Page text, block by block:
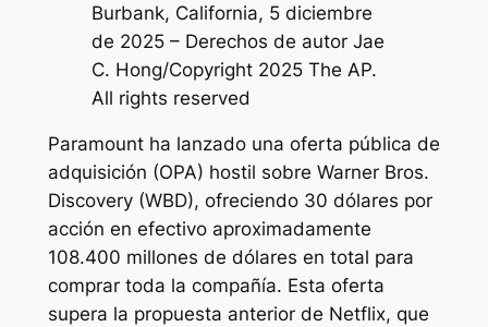
Burbank, California, 5 diciembre
de 2025 – Derechos de autor Jae
C. Hong/Copyright 2025 The AP.
All rights reserved
Paramount ha lanzado una oferta pública de
adquisición (OPA) hostil sobre Warner Bros.
Discovery (WBD), ofreciendo 30 dólares por
acción en efectivo aproximadamente
108.400 millones de dólares en total para
comprar toda la compañía. Esta oferta
supera la propuesta anterior de Netflix, que